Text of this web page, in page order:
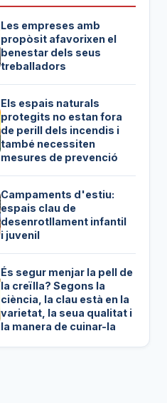
Les empreses amb
propòsit afavorixen el
benestar dels seus
treballadors
Els espais naturals
protegits no estan fora
de perill dels incendis i
també necessiten
mesures de prevenció
Campaments d'estiu:
espais clau de
desenrotllament infantil
i juvenil
És segur menjar la pell de
la creïlla? Segons la
ciència, la clau està en la
varietat, la seua qualitat i
la manera de cuinar-la